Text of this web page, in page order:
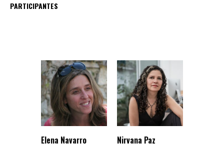
PARTICIPANTES
Elena Navarro Nirvana Paz